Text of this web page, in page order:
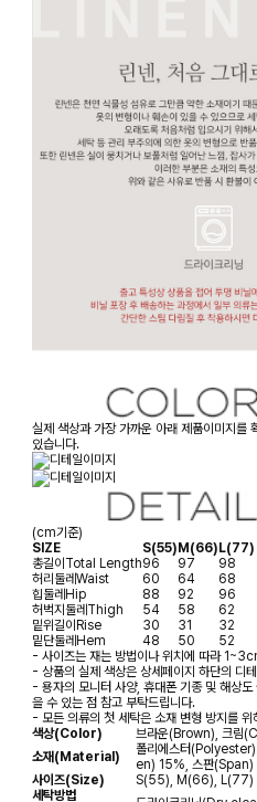
실제 색상과 가장 가까운 아래 제품이미지를
있습니다.
(cm기준)
SIZE
S(55) M(66) L(77)
총길이 Total Length96 97
98
허리둘레 Waist 60 64
68
힙둘레 Hip 88 92
96
허벅지둘레 Thigh 54 58
62
밑위길이 Rise 30 31
32
밑단둘레 Hem 48 50
52
- 사이즈는 재는 방법이나 위치에 따라
- 상품의 실제 색상은 상세페이지 하단의 디
- 용자의 모니터 사양, 휴대폰 기종 및 해상
을 수 있는 점 참고 부탁드립니다.
- 모든 의류의 첫 세탁은 소재 변형 방지를
색상(Color)
브라운(Brown), 크림
소재(Material)
폴리에스터
en) 15%, 스판
사이즈(Size)
S(55), M(66), L(77)
세탁방법